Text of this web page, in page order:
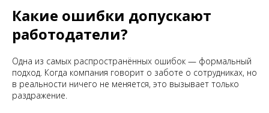
Какие ошибки допускают
работодатели?
Одна из самых распространённых ошибок — формальный
подход. Когда компания говорит о заботе о сотрудниках, но
в реальности ничего не меняется, это вызывает только
раздражение.